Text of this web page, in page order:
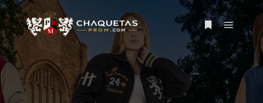
Más Menú